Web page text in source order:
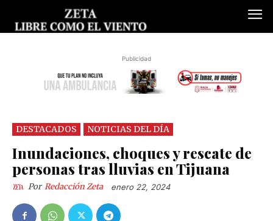
Publicidad
DESTACADOS NOTICIAS DEL DÍA
Inundaciones, choques y rescate de
personas tras lluvias en Tijuana
Por Redacción Zeta enero 22, 2024